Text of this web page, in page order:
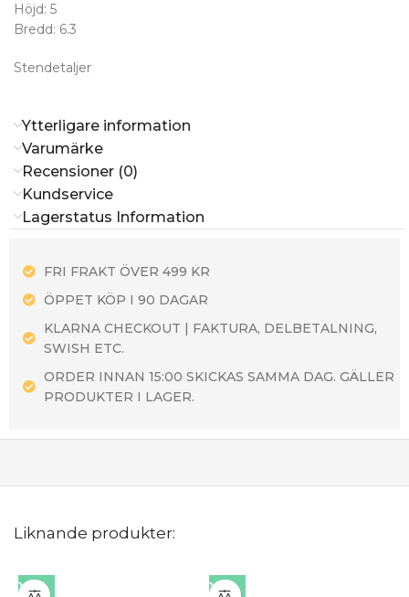
Höjd: 5
Bredd: 6.3
Stendetaljer
Ytterligare information
Varumärke
Recensioner (0)
Kundservice
Lagerstatus Information
FRI FRAKT ÖVER 499 KR
ÖPPET KÖP I 90 DAGAR
KLARNA CHECKOUT | FAKTURA, DELBETALNING,
SWISH ETC.
ORDER INNAN 15:00 SKICKAS SAMMA DAG. GÄLLER
PRODUKTER I LAGER.
Liknande produkter: